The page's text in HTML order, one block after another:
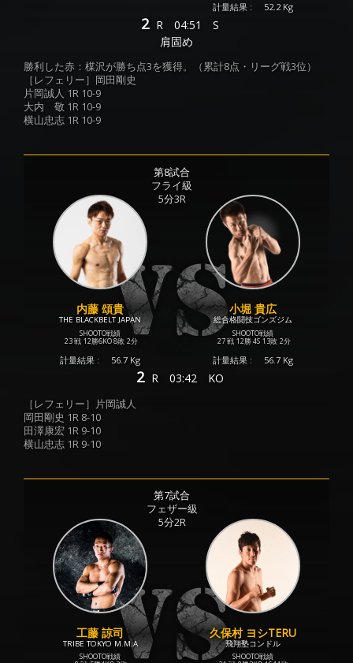
計量結果 : 52.2 Kg
2 R 04:51
S
肩固め
勝利した赤：楳沢が勝ち点3を獲得。（累計8点・リーグ戦3位）
［レフェリー］岡田剛史
片岡誠人 1R 10-9
大内 敬 1R 10-9
横山忠志 1R 10-9
第8試合
フライ級
5分3R
内藤 頌貴
THE BLACKBELT JAPAN
SHOOTO戦績
23 戦 12勝6KO 8敗 2分
計量結果 : 56.7 Kg
小堀 貴広
総合格闘技ゴンズジム
SHOOTO戦績
27 戦 12勝 4S 13敗 2分
計量結果 : 56.7 Kg
2 R 03:42 KO
［レフェリー］片岡誠人
岡田剛史 1R 8-10
田澤康宏 1R 9-10
横山忠志 1R 9-10
第7試合
フェザー級
5分2R
工藤 諒司
TRIBE TOKYO M.M.A
SHOOTO戦績
久保村 ヨシTERU
飛翔塾コンドル
SHOOTO戦績